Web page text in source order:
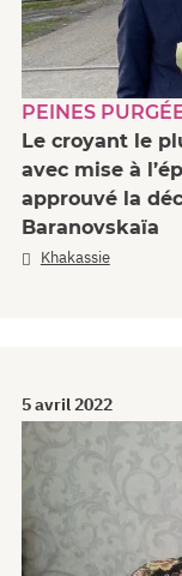
PEINES
Le croyant le
avec mise à
approuvé la
Baranovskaïa
Khakassie
5 avril 2022